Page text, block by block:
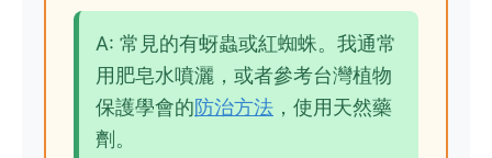
A: 常見的有蚜蟲或紅蜘蛛。我通常
用肥皂水噴灑，或者參考台灣植物
保護學會的防治方法 ，使用天然藥
劑。